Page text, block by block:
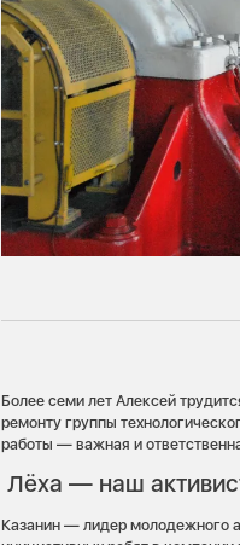
Более семи лет Алексей
ремонту группы
работы — важная и
Лёха — наш
Казанин — лидер молодежного